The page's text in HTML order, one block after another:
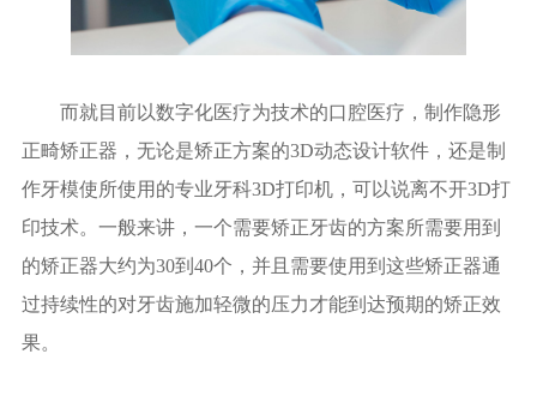
而就目前以数字化医疗为技术的口腔医疗，制作隐形
正畸矫正器，无论是矫正方案的3D动态设计软件，还是制
作牙模使所使用的专业牙科3D打印机，可以说离不开3D打
印技术。一般来讲，一个需要矫正牙齿的方案所需要用到
的矫正器大约为30到40个，并且需要使用到这些矫正器通
过持续性的对牙齿施加轻微的压力才能到达预期的矫正效
果。